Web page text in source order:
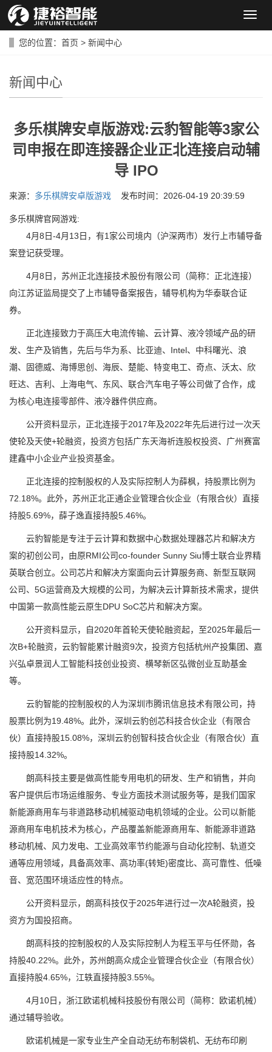
导
您的位置： 首页 > 新闻中心
新闻中心
多乐棋牌安卓版游戏:云豹智能等3家公
司申报在即连接器企业正北连接启动辅
导 IPO
来源： 多乐棋牌安卓版游戏 发布时间：2026-04-19 20:39:59
多乐棋牌官网游戏:
4月8日-4月13日，有1家公司境内（沪深两市）发行上市辅导备
案登记获受理。
4月8日，苏州正北连接技术股份有限公司（简称：正北连接）
向江苏证监局提交了上市辅导备案报告，辅导机构为华泰联合证
券。
正北连接致力于高压大电流传输、云计算、液冷领域产品的研
发、生产及销售，先后与华为系、比亚迪、Intel、中科曙光、浪
潮、固德威、海博思创、海辰、楚能、特变电工、奇点、沃太、欣
旺达、吉利、上海电气、东风、联合汽车电子等公司做了合作，成
为核心电连接零部件、液冷器件供应商。
公开资料显示，正北连接于2017年及2022年先后进行过一次天
使轮及天使+轮融资，投资方包括广东天海祈连股权投资、广州赛富
建鑫中小企业产业投资基金。
正北连接的控制股权的人及实际控制人为薛枫，持股票比例为
72.18%。此外，苏州正北正通企业管理合伙企业（有限合伙）直接
持股5.69%，薛子逸直接持股5.46%。
云豹智能是专注于云计算和数据中心数据处理器芯片和解决方
案的初创公司，由原RMI公司co-founder Sunny Siu博士联合业界精
英联合创立。公司芯片和解决方案面向云计算服务商、新型互联网
公司、5G运营商及大规模的公司，为解决云计算新技术需求，提供
中国第一款高性能云原生DPU SoC芯片和解决方案。
公开资料显示，自2020年首轮天使轮融资起，至2025年最后一
次B+轮融资，云豹智能累计融资9次，投资方包括杭州产投集团、嘉
兴弘卓景润人工智能科技创业投资、横琴新区弘微创业互助基金
等。
云豹智能的控制股权的人为深圳市腾讯信息技术有限公司，持
股票比例为19.48%。此外，深圳云豹创芯科技合伙企业（有限合
伙）直接持股15.08%，深圳云豹创智科技合伙企业（有限合伙）直
接持股14.32%。
朗高科技主要是做高性能专用电机的研发、生产和销售，并向
客户提供后市场运维服务、专业方面技术测试服务等，是我们国家
新能源商用车与非道路移动机械驱动电机领域的企业。公司以新能
源商用车电机技术为核心，产品覆盖新能源商用车、新能源非道路
移动机械、风力发电、工业高效率节约能源与自动化控制、轨道交
通等应用领域，具备高效率、高功率(转矩)密度比、高可靠性、低噪
音、宽范围环境适应性的特点。
公开资料显示，朗高科技仅于2025年进行过一次A轮融资，投
资方为国投招商。
朗高科技的控制股权的人及实际控制人为程玉平与任怀勋，各
持股40.22%。此外，苏州朗高众成企业管理合伙企业（有限合伙）
直接持股4.65%，江轶直接持股3.55%。
4月10日，浙江欧诺机械科技股份有限公司（简称：欧诺机械）
通过辅导验收。
欧诺机械是一家专业生产全自动无纺布制袋机、无纺布印刷